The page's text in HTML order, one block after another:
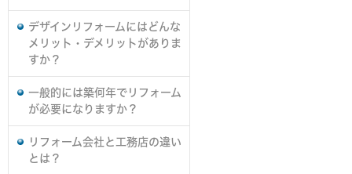
デザインリフォームにはどんな
メリット・デメリットがありま
すか？
一般的には築何年でリフォーム
が必要になりますか？
リフォーム会社と工務店の違い
とは？